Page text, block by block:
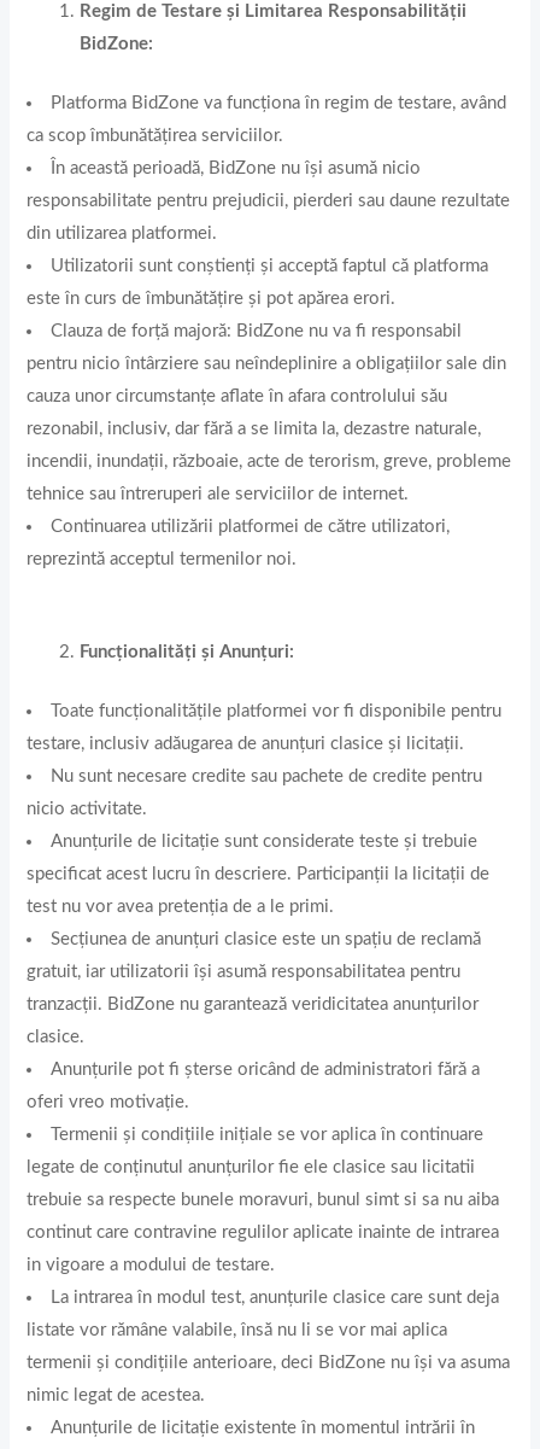
Regim de Testare și Limitarea Responsabilității
BidZone:
Platforma BidZone va funcționa în regim de testare, având
ca scop îmbunătățirea serviciilor.
În această perioadă, BidZone nu își asumă nicio
responsabilitate pentru prejudicii, pierderi sau daune rezultate
din utilizarea platformei.
Utilizatorii sunt conștienți și acceptă faptul că platforma
este în curs de îmbunătățire și pot apărea erori.
Clauza de forță majoră: BidZone nu va fi responsabil
pentru nicio întârziere sau neîndeplinire a obligațiilor sale din
cauza unor circumstanțe aflate în afara controlului său
rezonabil, inclusiv, dar fără a se limita la, dezastre naturale,
incendii, inundații, războaie, acte de terorism, greve, probleme
tehnice sau întreruperi ale serviciilor de internet.
Continuarea utilizării platformei de către utilizatori,
reprezintă acceptul termenilor noi.
Funcționalități și Anunțuri:
Toate funcționalitățile platformei vor fi disponibile pentru
testare, inclusiv adăugarea de anunțuri clasice și licitații.
Nu sunt necesare credite sau pachete de credite pentru
nicio activitate.
Anunțurile de licitație sunt considerate teste și trebuie
specificat acest lucru în descriere. Participanții la licitații de
test nu vor avea pretenția de a le primi.
Secțiunea de anunțuri clasice este un spațiu de reclamă
gratuit, iar utilizatorii își asumă responsabilitatea pentru
tranzacții. BidZone nu garantează veridicitatea anunțurilor
clasice.
Anunțurile pot fi șterse oricând de administratori fără a
oferi vreo motivație.
Termenii și condițiile inițiale se vor aplica în continuare
legate de conținutul anunțurilor fie ele clasice sau licitatii
trebuie sa respecte bunele moravuri, bunul simt si sa nu aiba
continut care contravine regulilor aplicate inainte de intrarea
in vigoare a modului de testare.
La intrarea în modul test, anunțurile clasice care sunt deja
listate vor rămâne valabile, însă nu li se vor mai aplica
termenii și condițiile anterioare, deci BidZone nu își va asuma
nimic legat de acestea.
Anunțurile de licitație existente în momentul intrării în